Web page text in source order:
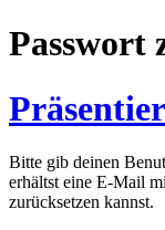
Passwort
Bitte gib deinen
erhältst eine E-Mail
zurücksetzen kannst.